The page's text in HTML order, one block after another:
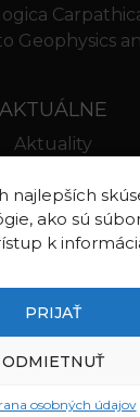
najlepších
ako sú
k
PRIJAŤ
ODMIETNUŤ
osobných údajov
Geophysics
AKTUÁLNE
Aktuality
SAV
Webmail BA
Webmail BB
osobných